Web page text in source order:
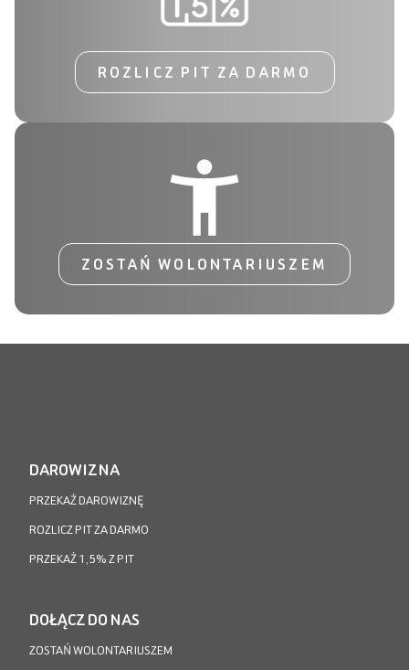
ROZLICZ PIT ZA DARMO
ZOSTAŃ WOLONTARIUSZEM
DAROWIZNA
PRZEKAŻ DAROWIZNĘ
ROZLICZ PIT ZA DARMO
PRZEKAŻ 1,5% Z PIT
DOŁĄCZ DO NAS
ZOSTAŃ WOLONTARIUSZEM